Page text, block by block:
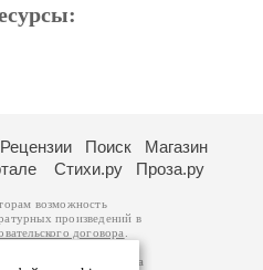
Рецензии Поиск
Магазин
Стихи.ру Проза.ру
возможность
произведений в
договора
принадлежат авторам
произведений возможна